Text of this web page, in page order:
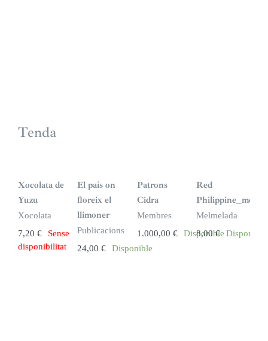
Tenda
n
s
t
o
c
k
Xocolata de
Yuzu
Xocolata
7,20 €
Sense
disponibilitat
El país on
floreix el
llimoner
Publicacions
24,00€ Disponible
Patrons
Cidra
Membres
1.000,00 € Disponible
Red
Melmelada
8,00€ Disponible